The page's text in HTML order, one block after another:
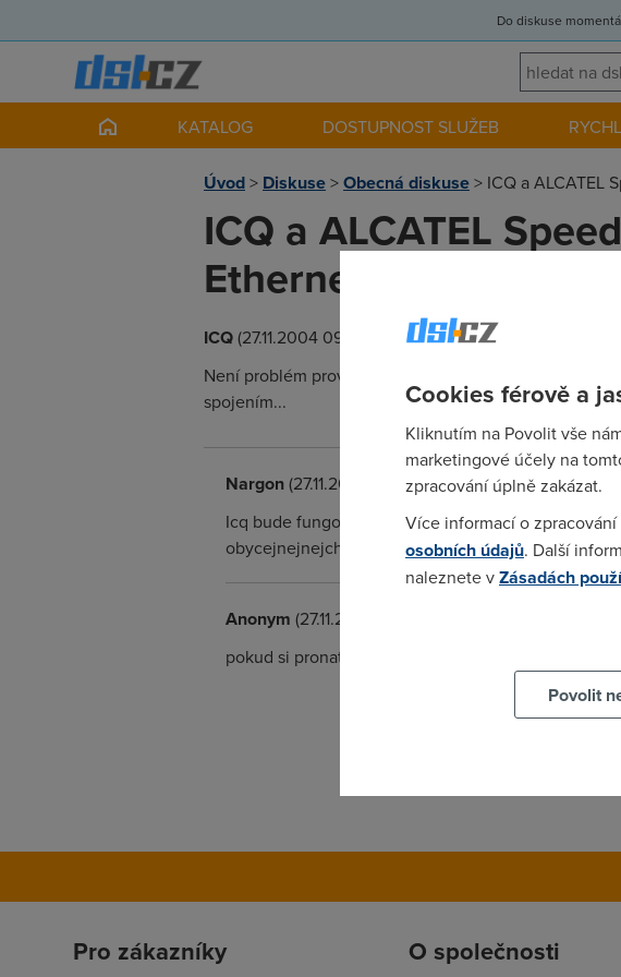
Do diskuse
KATALOG DOSTUPNOST SLUŽEB
Úvod> Diskuse>Obecná diskuse> ICQ a ALCATEL
ICQ a ALCATEL
Ethernet
ICQ(27.11.2004 09:26:37)
Není problém provozovat ICQ přes tento modem???
spojením...
Nargon(27.11.2004 09:34:30)
Icq bude fungovat v celku normalne. Jen prijmani
obycejnejnejch sprav bude fungovat normalne.
Anonym (27.11.2004 10:20:56)
pokud si pronatujes IP modemu až na vnitřní sít tak
Pro zákazníky O společnosti
Cookies férově a
Kliknutím na Povolit vše
marketingové účely na
zpracování úplně zakázat.
Více informací o
osobních údajů. Další
naleznete vZásadách
Povolit